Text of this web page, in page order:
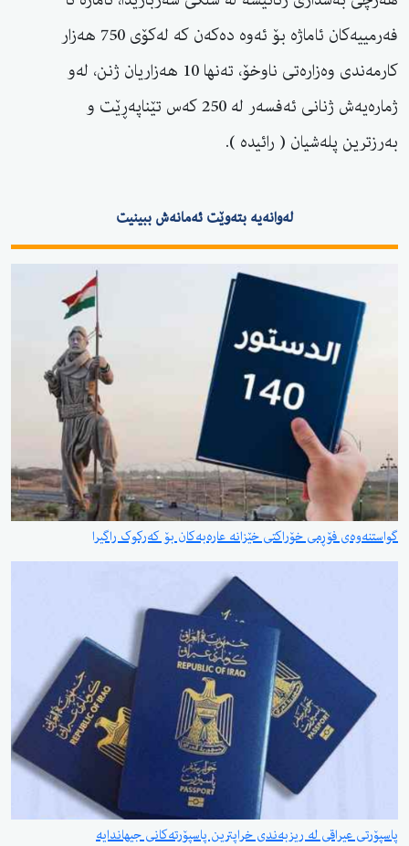
فەرمییەكان ئاماژە بۆ ئەوە دەكەن كە لەكۆی 750 هەزار
كارمەندی وەزارەتی ناوخۆ، تەنها 10 هەزاریان ژنن، لەو
ژمارەیەش ژنانی ئەفسەر لە 250 كەس تێناپەڕێت و
بەرزترین پلەشیان ( رائیدە ).
لەوانەیە بتەوێت ئەمانەش ببینیت
گواستنەوەی فۆڕمی خۆراکتی خێزانە عارەبەکان بۆ کەرکوک راگیرا
پاسپۆرتی عیراقی لە ریزبەندی خراپترین پاسپۆرتەکانی جیهاندایە